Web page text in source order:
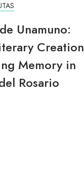
Unamuno:
Creation
Memory in
Rosario